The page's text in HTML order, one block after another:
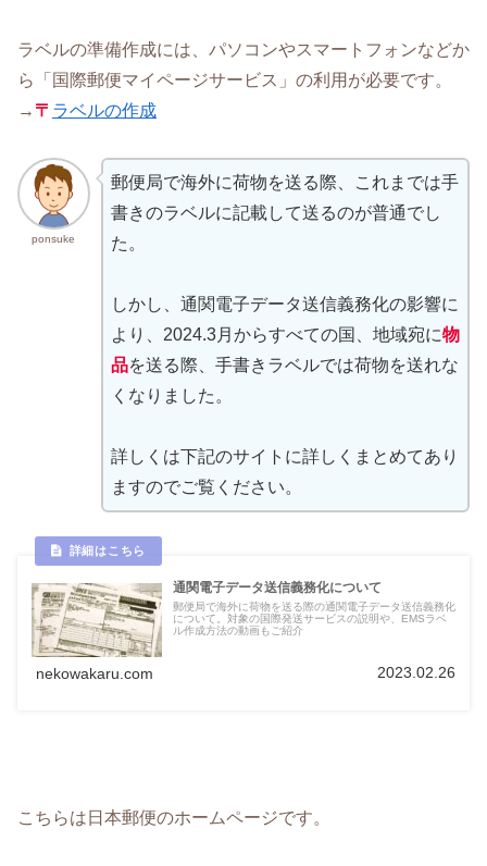
ラベルの準備作成には、パソコンやスマートフォンなどか
ら「国際郵便マイページサービス」の利用が必要です。
→ 〒 ラベルの作成
ponsuke
郵便局で海外に荷物を送る際、これまでは手
書きのラベルに記載して送るのが普通でし
た。
しかし、通関電子データ送信義務化の影響に
より、2024.3月からすべての国、地域宛に物
品を送る際、手書きラベルでは荷物を送れな
くなりました。
詳しくは下記のサイトに詳しくまとめてあり
ますのでご覧ください。
通関電子データ送信義務化について
郵便局で海外に荷物を送る際の通関電子データ送信義務化
について。対象の国際発送サービスの説明や、EMSラベ
ル作成方法の動画もご紹介
nekowakaru.com 2023.02.26
こちらは日本郵便のホームページです。